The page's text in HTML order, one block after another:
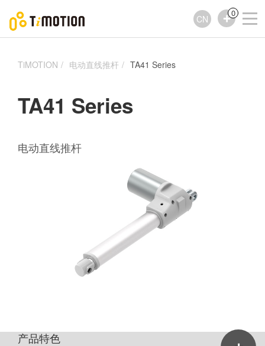
CN
0
TiMOTION 电动直线推杆 TA41 Series
TA41 Series
电动直线推杆
产品特色